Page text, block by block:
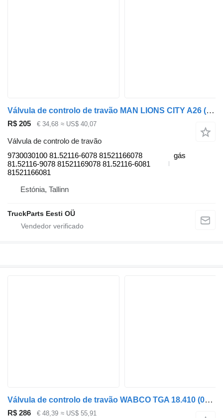
Válvula de controlo de travão MAN LIONS CITY A26 (01.98-12.13) 9730030100 para autocarro MAN Lion's bus (1991-)
R$ 205 € 34,68 ≈ US$ 40,07
Válvula de controlo de travão
9730030100 81.52116-6078 81521166078
81.52116-9078 81521169078 81.52116-6081
81521166081
gás
Estónia, Tallinn
TruckParts Eesti OÜ
Válvula de controlo de travão WABCO TGA 18.410 (01.00-) 4728800300 para camião tractor MAN 4-series, TGA (1993-2009)
R$ 286 € 48,39 ≈ US$ 55,91